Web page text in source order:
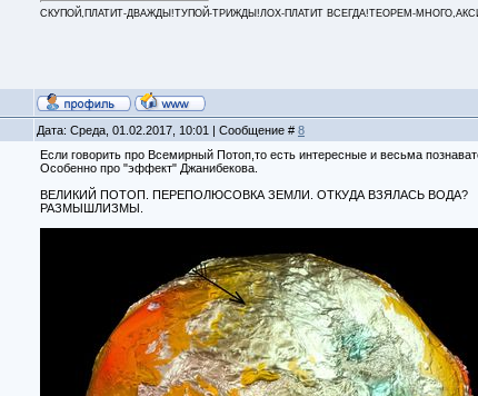
СКУПОЙ,ПЛАТИТ-ДВАЖДЫ!ТУПОЙ-ТРИЖДЫ!ЛОХ-ПЛАТИТ ВСЕГДА!ТЕОРЕМ-
Дата: Среда, 01.02.2017, 10:01 | Сообщение # 8
Если говорить про Всемирный Потоп,то есть интересные и весьма
Особенно про "эффект" Джанибекова.
ВЕЛИКИЙ ПОТОП. ПЕРЕПОЛЮСОВКА ЗЕМЛИ. ОТКУДА ВЗЯЛАСЬ ВОДА?
РАЗМЫШЛИЗМЫ.